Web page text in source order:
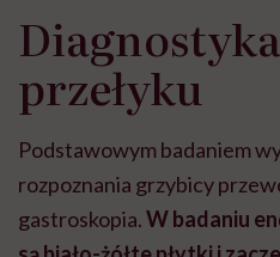
przełyku
Podstawowym badaniem
rozpoznania grzybicy
gastroskopia.W badaniu